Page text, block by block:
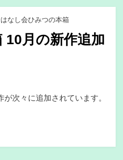
なし会ひみつの本箱
10月の新作追加
次々に追加されています。